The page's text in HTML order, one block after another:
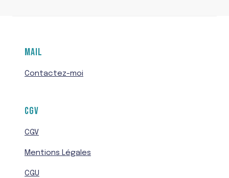
MAIL
Contactez-moi
CGV
CGV
Mentions Légales
CGU